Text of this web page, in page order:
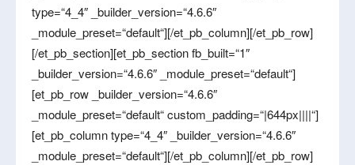
type=“4_4″ _builder_version=“4.6.6″
_module_preset=“default“][/et_pb_column][/et_pb_row]
[/et_pb_section][et_pb_section fb_built=“1″
_builder_version=“4.6.6″ _module_preset=“default“]
[et_pb_row _builder_version=“4.6.6″
_module_preset=“default“ custom_padding=“|644px||||“]
[et_pb_column type=“4_4″ _builder_version=“4.6.6″
_module_preset=“default“][/et_pb_column][/et_pb_row]